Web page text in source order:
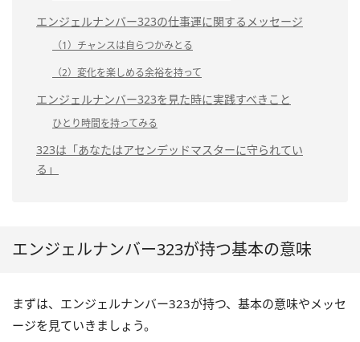
エンジェルナンバー323の仕事運に関するメッセージ
（1）チャンスは自らつかみとる
（2）変化を楽しめる余裕を持って
エンジェルナンバー323を見た時に実践すべきこと
ひとり時間を持ってみる
323は「あなたはアセンデッドマスターに守られてい
る」
エンジェルナンバー323が持つ基本の意味
まずは、エンジェルナンバー323が持つ、基本の意味やメッセ
ージを見ていきましょう。